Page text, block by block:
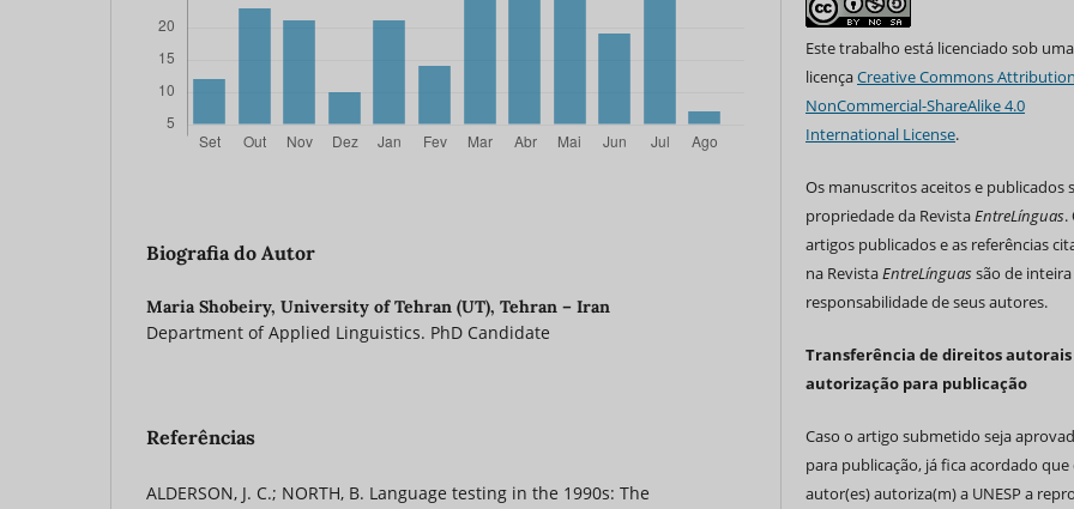
Biografia do Autor
Maria Shobeiry, University of Tehran (UT), Tehran – Iran
Department of Applied Linguistics. PhD Candidate
Referências
ALDERSON, J. C.; NORTH, B. Language testing in the 1990s: The
Este trabalho está licenciado sob uma
licençaCreative Commons
NonCommercial-ShareAlike 4.0
International License.
Os manuscritos aceitos e publicados
propriedade da RevistaEntreLínguas.
artigos publicados e as referências
na RevistaEntreLínguas são de inteira
responsabilidade de seus autores.
Transferência de direitos autorais
autorização para publicação
Caso o artigo submetido seja
para publicação, já fica acordado que
autor(es) autoriza(m) a UNESP a